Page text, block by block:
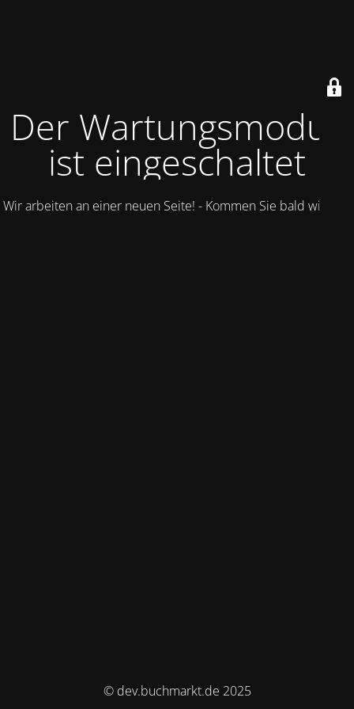
Der Wartungsmodus
ist eingeschaltet
Wir arbeiten an einer neuen Seite! - Kommen Sie bald wieder.
© dev.buchmarkt.de 2025